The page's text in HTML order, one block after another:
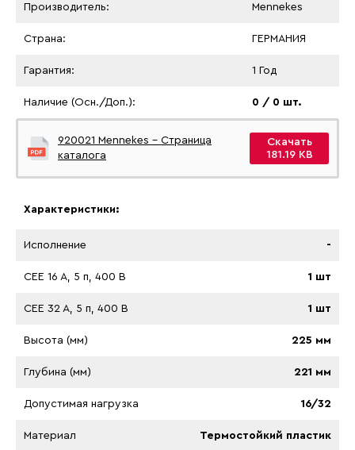
Производитель: Mennekes
Страна: ГЕРМАНИЯ
Гарантия: 1 Год
Наличие (Осн./Доп.): 0 / 0 шт.
920021 Mennekes - Страница
каталога
Скачать
181.19 KB
Характеристики:
Исполнение -
CEE 16 A, 5 п, 400 В 1 шт
CEE 32 A, 5 п, 400 В 1 шт
Высота (мм) 225 мм
Глубина (мм) 221 мм
Допустимая нагрузка 16/32
Материал Термостойкий пластик